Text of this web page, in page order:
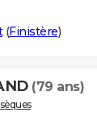
(Finistère)
(79 ans)